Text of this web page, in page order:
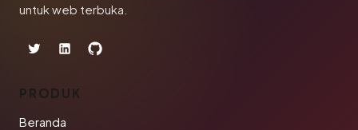
untuk web terbuka.
PRODUK
Beranda